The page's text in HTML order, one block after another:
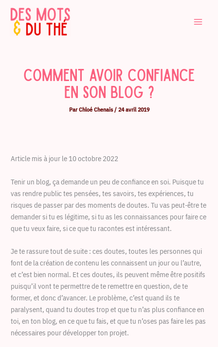
contenu
Comment avoir confiance
en son blog ?
ParChloé Chenais/ 24 avril 2019
Article mis à jour le 10 octobre 2022
Tenir un blog, ça demande un peu de confiance en soi. Puisque tu
vas rendre public tes pensées, tes savoirs, tes expériences, tu
risques de passer par des moments de doutes. Tu vas peut-être te
demander si tu es légitime, si tu as les connaissances pour faire ce
que tu veux faire, si ce que tu racontes est intéressant.
Je te rassure tout de suite : ces doutes, toutes les personnes qui
font de la création de contenu les connaissent un jour ou l’autre,
et c’est bien normal. Et ces doutes, ils peuvent même être positifs
puisqu’il vont te permettre de te remettre en question, de te
former, et donc d’avancer. Le problème, c’est quand ils te
paralysent, quand tu doutes trop et que tu n’as plus confiance en
toi, en ton blog, en ce que tu fais, et que tu n’oses pas faire les pas
nécessaires pour développer ton projet.